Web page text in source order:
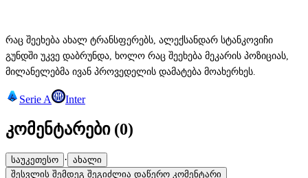
რაც შეეხება ახალ ტრანსფერებს, ალექსანდარ სტანკოვიჩი
გუნდში უკვე დაბრუნდა, ხოლო რაც შეეხება მეკარის პოზიციას,
მილანელებმა ივან პროვედელის დამატება მოახერხეს.
Serie A Inter
კომენტარები (0)
საუკეთესო · ახალი
შესვლის შემდეგ შეგიძლია დაწერო კომენტარი